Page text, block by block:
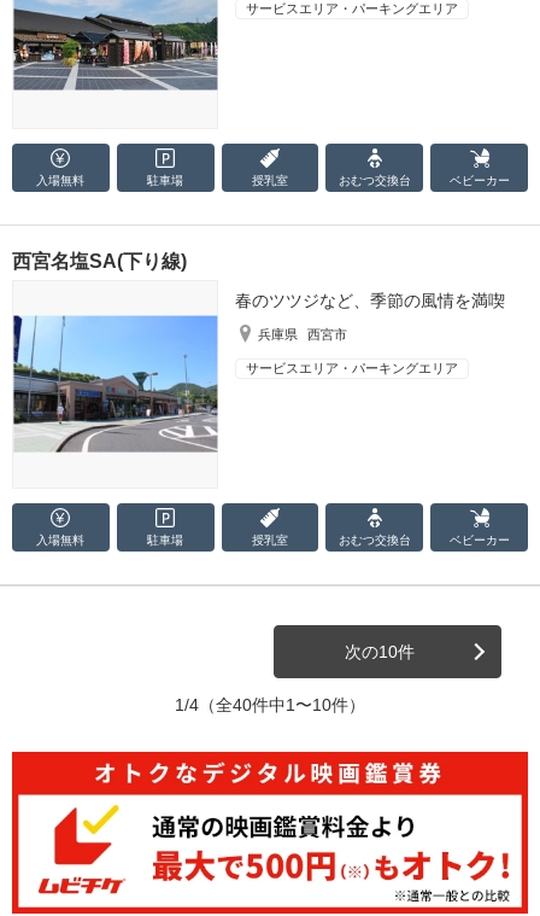
サービスエリア・パーキングエリア
入場無料 駐車場 授乳室 おむつ交換台 ベビーカー
西宮名塩SA(下り線)
春のツツジなど、季節の風情を満喫
兵庫県 西宮市
サービスエリア・パーキングエリア
入場無料 駐車場 授乳室 おむつ交換台 ベビーカー
次の10件
1/4 （全40件中1〜10件）